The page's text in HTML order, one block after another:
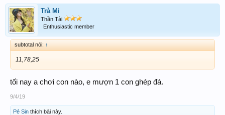
Trà Mi
Thần Tài
Enthusiastic member
subtotal nói: ↑
11,78,25
tối nay a chơi con nào, e mượn 1 con ghép đá.
9/4/19
Pé Sin thích bài này.